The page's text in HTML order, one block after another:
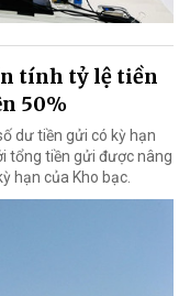
tính tỷ lệ tiền
50%
dư tiền gửi có kỳ hạn
tổng tiền gửi được nâng
hạn của Kho bạc.